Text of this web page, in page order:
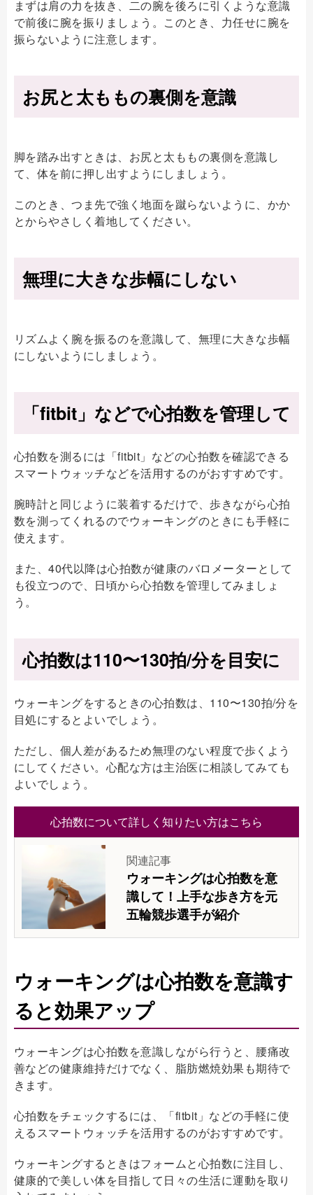
まずは肩の力を抜き、二の腕を後ろに引くような意識
で前後に腕を振りましょう。このとき、力任せに腕を
振らないように注意します。
お尻と太ももの裏側を意識
脚を踏み出すときは、お尻と太ももの裏側を意識し
て、体を前に押し出すようにしましょう。
このとき、つま先で強く地面を蹴らないように、かか
とからやさしく着地してください。
無理に大きな歩幅にしない
リズムよく腕を振るのを意識して、無理に大きな歩幅
にしないようにしましょう。
「fitbit」などで心拍数を管理して
心拍数を測るには「fitbit」などの心拍数を確認できる
スマートウォッチなどを活用するのがおすすめです。
腕時計と同じように装着するだけで、歩きながら心拍
数を測ってくれるのでウォーキングのときにも手軽に
使えます。
また、40代以降は心拍数が健康のバロメーターとして
も役立つので、日頃から心拍数を管理してみましょ
う。
心拍数は110〜130拍/分を目安に
ウォーキングをするときの心拍数は、110〜130拍/分を
目処にするとよいでしょう。
ただし、個人差があるため無理のない程度で歩くよう
にしてください。心配な方は主治医に相談してみても
よいでしょう。
心拍数について詳しく知りたい方はこちら
関連記事
ウォーキングは心拍数を意
識して！上手な歩き方を元
五輪競歩選手が紹介
ウォーキングは心拍数を意識す
ると効果アップ
ウォーキングは心拍数を意識しながら行うと、腰痛改
善などの健康維持だけでなく、脂肪燃焼効果も期待で
きます。
心拍数をチェックするには、「fitbit」などの手軽に使
えるスマートウォッチを活用するのがおすすめです。
ウォーキングするときはフォームと心拍数に注目し、
健康的で美しい体を目指して日々の生活に運動を取り